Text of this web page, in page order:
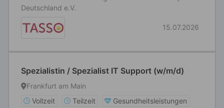
Deutschland e.V.
15.07.2026
Spezialistin / Spezialist IT Support (w/m/d)
Frankfurt am Main
Vollzeit
Teilzeit
Gesundheitsleistungen